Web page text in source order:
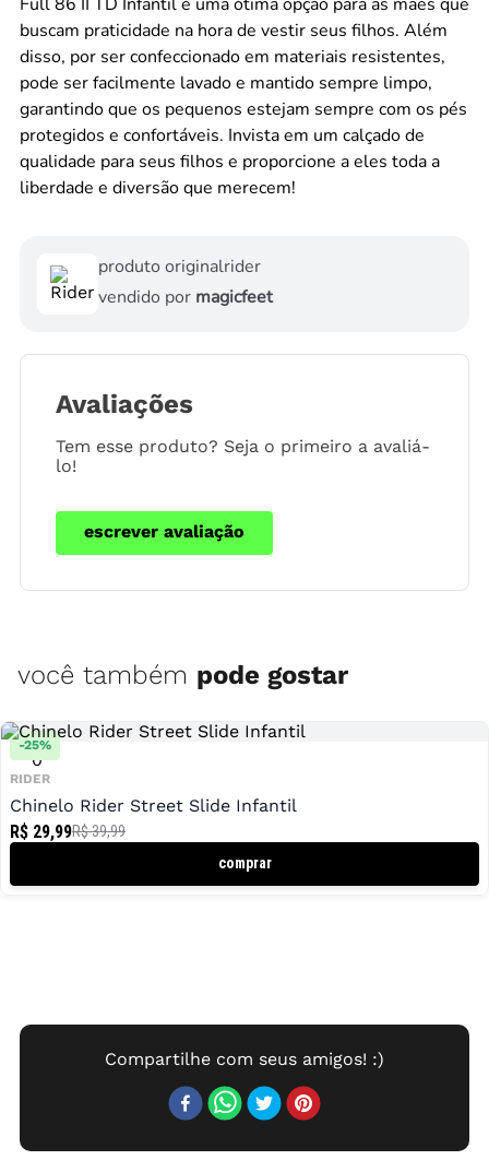
buscam praticidade na hora de vestir seus filhos. Além
disso, por ser confeccionado em materiais resistentes,
pode ser facilmente lavado e mantido sempre limpo,
garantindo que os pequenos estejam sempre com os pés
protegidos e confortáveis. Invista em um calçado de
qualidade para seus filhos e proporcione a eles toda a
liberdade e diversão que merecem!
produto originalrider
vendido por magicfeet
Avaliações
Tem esse produto? Seja o primeiro a avaliá-
lo!
escrever avaliação
você também pode gostar
-25%
RIDER
0
Chinelo Rider Street Slide Infantil
R$ 29,99R$ 39,99
comprar